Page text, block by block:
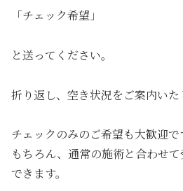
「チェック希望」
と送ってください。
折り返し、空き状況をご案内いた
チェックのみのご希望も大歓迎で
もちろん、通常の施術と合わせ
できます。